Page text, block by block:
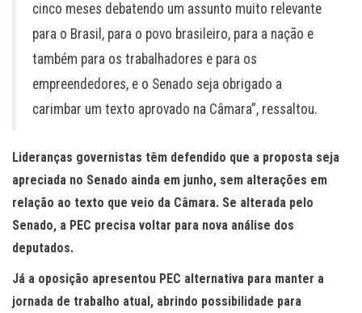
cinco meses debatendo um assunto muito relevante
para o Brasil, para o povo brasileiro, para a nação e
também para os trabalhadores e para os
empreendedores, e o Senado seja obrigado a
carimbar um texto aprovado na Câmara”, ressaltou.
Lideranças governistas têm defendido que a proposta seja
apreciada no Senado ainda em junho, sem alterações em
relação ao texto que veio da Câmara. Se alterada pelo
Senado, a PEC precisa voltar para nova análise dos
deputados.
Já a oposição apresentou PEC alternativa para manter a
jornada de trabalho atual, abrindo possibilidade para